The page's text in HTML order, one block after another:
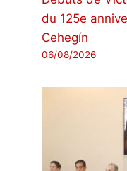
du 125e
Cehegín
06/08/2026